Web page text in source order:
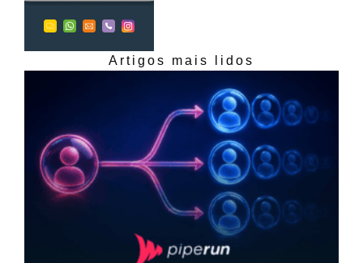
Artigos mais lidos